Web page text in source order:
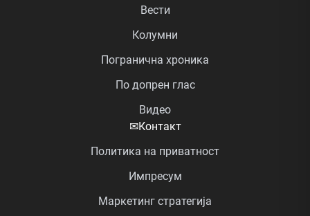
Вести
Колумни
Погранична хроника
По допрен глас
Видео
✉Контакт
Политика на приватност
Импресум
Маркетинг стратегија